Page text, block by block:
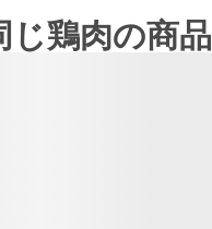
じ鶏肉の商品